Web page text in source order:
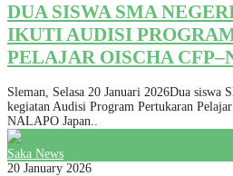
DUA SISWA SMA
IKUTI AUDISI
PELAJAR OISCHA
Sleman, Selasa 20 Januari 2026Dua siswa
kegiatan Audisi Program Pertukaran
NALAPO Japan..
Saka News
20 January 2026